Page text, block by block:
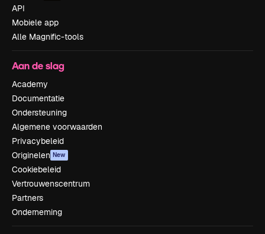
API
Mobiele app
Alle Magnific-tools
Aan de slag
Academy
Documentatie
Ondersteuning
Algemene voorwaarden
Privacybeleid
Originelen New
Cookiebeleid
Vertrouwenscentrum
Partners
Onderneming